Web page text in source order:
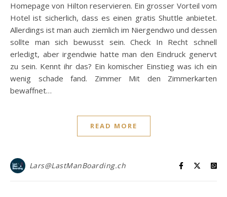
Homepage von Hilton reservieren. Ein grosser Vorteil vom
Hotel ist sicherlich, dass es einen gratis Shuttle anbietet.
Allerdings ist man auch ziemlich im Niergendwo und dessen
sollte man sich bewusst sein. Check In Recht schnell
erledigt, aber irgendwie hatte man den Eindruck genervt
zu sein. Kennt ihr das? Ein komischer Einstieg was ich ein
wenig schade fand. Zimmer Mit den Zimmerkarten
bewaffnet…
READ MORE
Lars@LastManBoarding.ch